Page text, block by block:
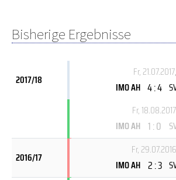
Bisherige Ergebnisse
2017/18
Fr, 21.07.2017,
IMO AH 4 : 4
Fr, 18.08.2017
IMO AH 1 : 0
2016/17
Fr, 29.07.2016
IMO AH 2 : 3